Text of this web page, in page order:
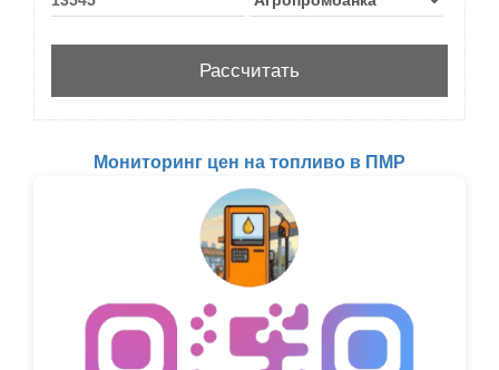
Мониторинг цен на топливо в ПМР